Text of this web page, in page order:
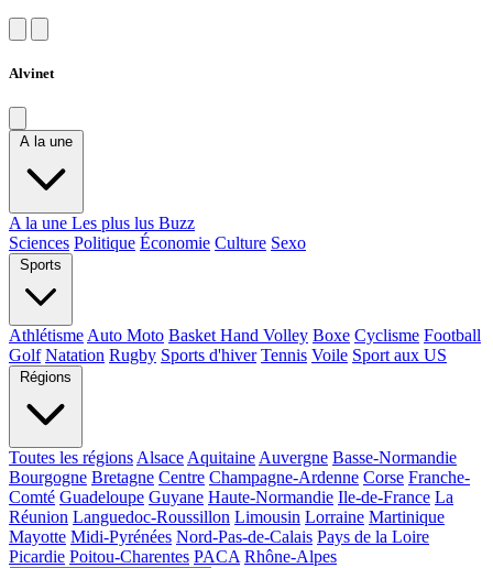
Alvinet
A la une
A la une Les plus lus Buzz
Sciences Politique Économie Culture Sexo
Sports
Athlétisme Auto Moto Basket Hand Volley Boxe Cyclisme Football
Golf Natation Rugby Sports d'hiver Tennis Voile Sport aux US
Régions
Toutes les régions Alsace Aquitaine Auvergne Basse-Normandie
Bourgogne Bretagne Centre Champagne-Ardenne Corse Franche-
Comté Guadeloupe Guyane Haute-Normandie Ile-de-France La
Réunion Languedoc-Roussillon Limousin Lorraine Martinique
Mayotte Midi-Pyrénées Nord-Pas-de-Calais Pays de la Loire
Picardie Poitou-Charentes PACA Rhône-Alpes